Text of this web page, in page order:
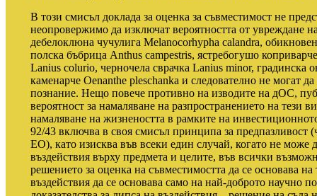
В този смисъл доклада за оценка за съвместимост не
неопровержимо да изключат вероятността от увреждане
дебелоклюна чучулига Melanocorhypha calandra,
полска бъбрица Anthus campestris, ястребогушо
Lanius colurio, черночела сврачка Lanius minor, градинска
каменарче Oenanthe pleschanka и следователно не могат
познание. Нещо повече противно на изводите на дОС,
вероятност за намаляване на разпространението на тези
намаляване на жизнеността в рамките на
92/43 включва в своя смисъл принципа за предпазливост
ЕО), като изисква във всеки един случай, когато не може
въздействия върху предмета и целите, във всички
решението за оценка на съвместимостта да се основава
въздействия да се основава само на най-доброто научно